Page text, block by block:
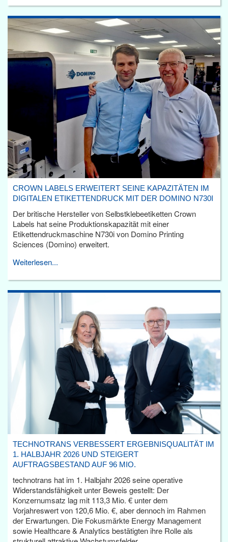
CROWN LABELS ERWEITERT SEINE KAPAZITÄTEN IM
DIGITALEN ETIKETTENDRUCK MIT DER DOMINO N730I
Der britische Hersteller von Selbstklebeetiketten Crown
Labels hat seine Produktionskapazität mit einer
Etikettendruckmaschine N730i von Domino Printing
Sciences (Domino) erweitert.
Weiterlesen...
TECHNOTRANS VERBESSERT ERGEBNISQUALITÄT IM
1. HALBJAHR 2026 UND STEIGERT
AUFTRAGSBESTAND AUF 96 MIO.
technotrans hat im 1. Halbjahr 2026 seine operative
Widerstandsfähigkeit unter Beweis gestellt: Der
Konzernumsatz lag mit 113,3 Mio. € unter dem
Vorjahreswert von 120,6 Mio. €, aber dennoch im Rahmen
der Erwartungen. Die Fokusmärkte Energy Management
sowie Healthcare & Analytics bestätigten ihre Rolle als